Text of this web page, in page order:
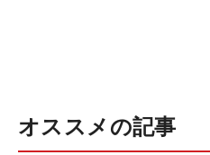
オススメの記事